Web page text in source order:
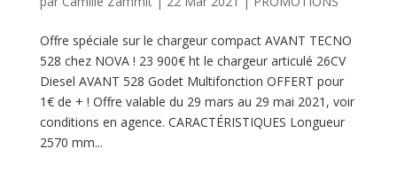
Offre spéciale sur le chargeur compact AVANT TECNO
528 chez NOVA ! 23 900€ ht le chargeur articulé 26CV
Diesel AVANT 528 Godet Multifonction OFFERT pour
1€ de + ! Offre valable du 29 mars au 29 mai 2021, voir
conditions en agence. CARACTÉRISTIQUES Longueur
2570 mm...